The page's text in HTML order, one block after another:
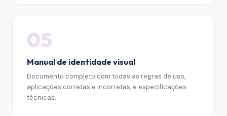
05
Manual de identidade visual
Documento completo com todas as regras de uso,
aplicações corretas e incorretas, e especificações
técnicas.